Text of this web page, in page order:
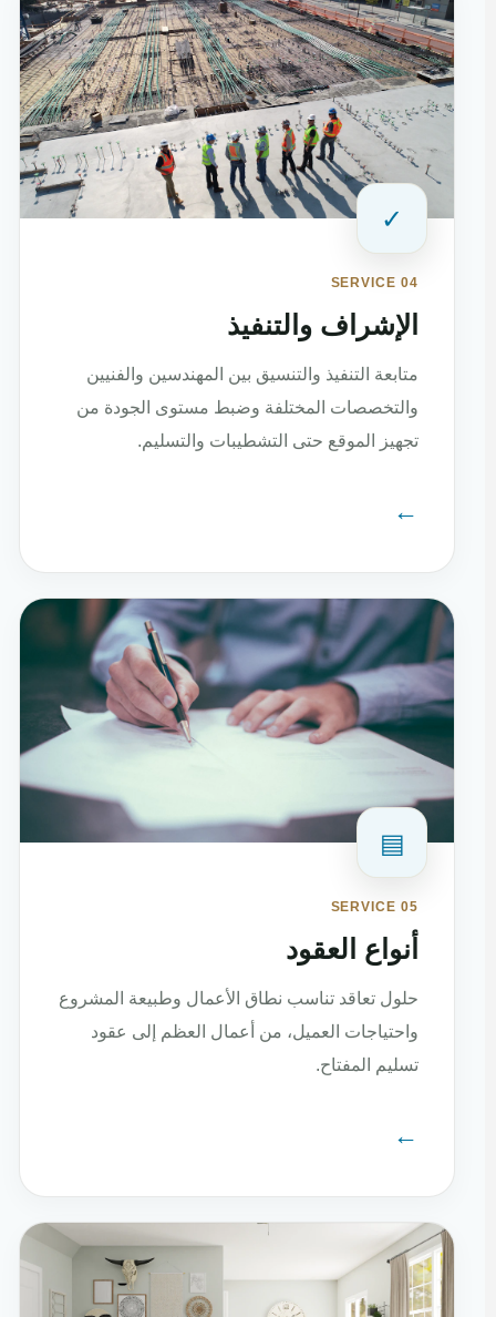
✓
SERVICE 04
الإشراف والتنفيذ
متابعة التنفيذ والتنسيق بين المهندسين والفنيين
والتخصصات المختلفة وضبط مستوى الجودة من
تجهيز الموقع حتى التشطيبات والتسليم.
←
▤
SERVICE 05
أنواع العقود
حلول تعاقد تناسب نطاق الأعمال وطبيعة المشروع
واحتياجات العميل، من أعمال العظم إلى عقود
تسليم المفتاح.
←